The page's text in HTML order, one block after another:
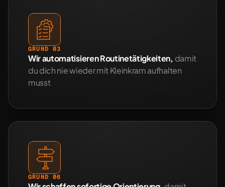
GRUND 03
Wir automatisieren Routinetätigkeiten, damit
du dich nie wieder mit Kleinkram aufhalten
musst
GRUND 06